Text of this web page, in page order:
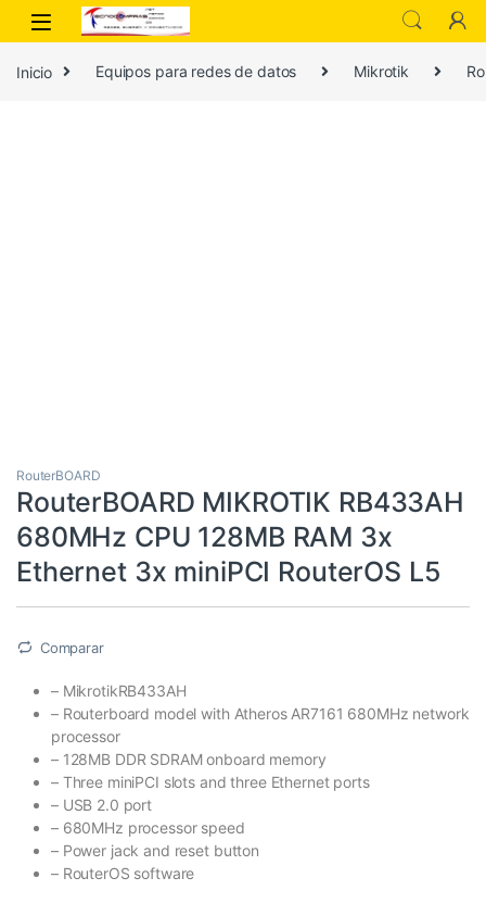
Inicio Equipos para redes de datos Mikrotik
RouterBOARD
RouterBOARD MIKROTIK RB433AH
680MHz CPU 128MB RAM 3x
Ethernet 3x miniPCI RouterOS L5
Comparar
– MikrotikRB433AH
– Routerboard model with Atheros AR7161 680MHz network
processor
– 128MB DDR SDRAM onboard memory
– Three miniPCI slots and three Ethernet ports
– USB 2.0 port
– 680MHz processor speed
– Power jack and reset button
– RouterOS software